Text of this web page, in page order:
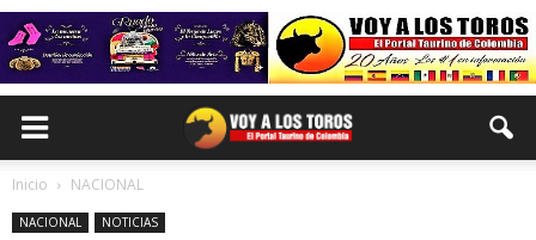
Inicio NACIONAL
NACIONAL NOTICIAS